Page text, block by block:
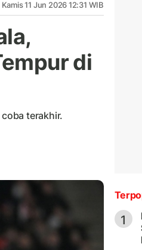
Kamis 11 Jun 2026 12:31 WIB
di
terakhir.
1